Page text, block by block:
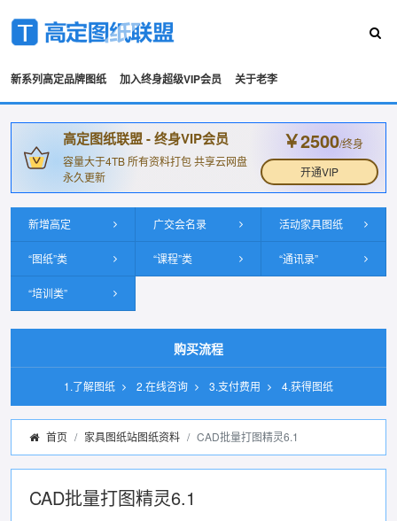
新系列高定品牌图纸 加入终身超级VIP会员 关于老李
高定图纸联盟 - 终身VIP会员
容量大于4TB 所有资料打包 共享云网盘
永久更新
￥2500/终身
开通VIP
新增高定 广交会名录 活动家具图纸
“图纸”类 “课程”类 “通讯录”
“培训类”
购买流程
1.了解图纸 2.在线咨询 3.支付费用 4.获得图纸
首页 家具图纸站图纸资料 CAD批量打图精灵6.1
CAD批量打图精灵6.1